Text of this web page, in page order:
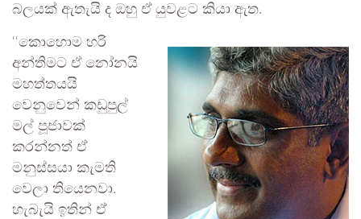
බලයක් ඇතැයි ද ඔහු ඒ යුවළට කියා ඇත.
‘‘කොහොම හරි
අන්තිමට ඒ නෝනයි
මහත්තයයි
වෙනුවෙන් කඩුපුල්
මල් පූජාවක්
කරන්නත් ඒ
මනුස්සයා කැමති
වෙලා තියෙනවා.
හැබැයි ඉතින් ඒ